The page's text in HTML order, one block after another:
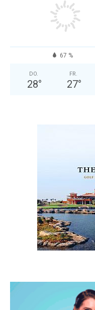
67 %
DO.
28°
FR.
27°